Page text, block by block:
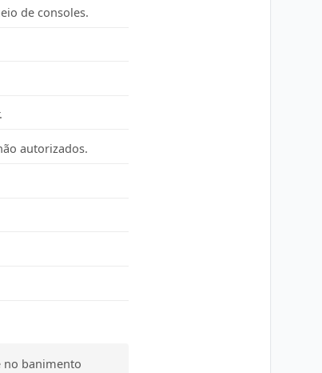
de consoles.
autorizados.
no banimento